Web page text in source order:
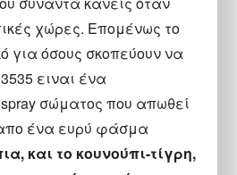
χώρες. Επομένως το
για όσους σκοπεύουν να
ειναι ένα
σώματος που απωθεί
ένα ευρύ φάσμα
και το κουνούπι-τίγρη,